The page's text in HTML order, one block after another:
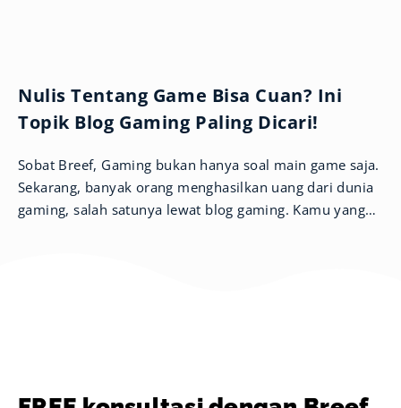
Nulis Tentang Game Bisa Cuan? Ini
Topik Blog Gaming Paling Dicari!
Sobat Breef, Gaming bukan hanya soal main game saja.
Sekarang, banyak orang menghasilkan uang dari dunia
gaming, salah satunya lewat blog gaming. Kamu yang